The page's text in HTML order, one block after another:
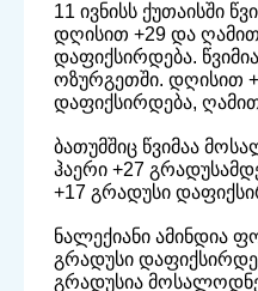
11 ივნისს ქუთაისში
დღისით +29 და
დაფიქსირდება.
ოზურგეთში. დღისით
დაფიქსირდება, ღამით
ბათუმშიც წვიმაა
ჰაერი +27
+17 გრადუსი
ნალექიანი ამინდია
გრადუსი
გრადუსია